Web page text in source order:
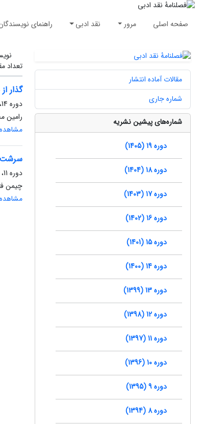
صفحه اصلی مرور نقد ادبی راهنمای
تعداد
گذار
دوره 14، شماره 53، بهار 1400، صفحه
رامین
مشاهده
سرشت‌
دوره 11، شماره 43، زمستان 1397، صفحه
چیمن
مشاهده
مقالات آماده انتشار
شماره جاری
شماره‌های پیشین نشریه
دوره 19 (1405)
دوره 18 (1404)
دوره 17 (1403)
دوره 16 (1402)
دوره 15 (1401)
دوره 14 (1400)
دوره 13 (1399)
دوره 12 (1398)
دوره 11 (1397)
دوره 10 (1396)
دوره 9 (1395)
دوره 8 (1394)